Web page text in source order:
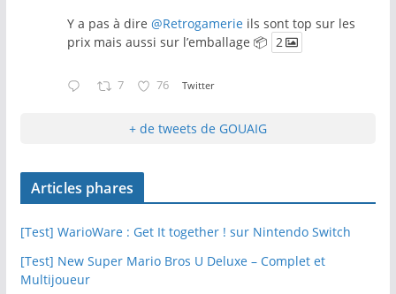
Y a pas à dire @Retrogamerieils sont top sur les
prix mais aussi sur l’emballage 📦 2
7 76 Twitter
+ de tweets de GOUAIG
Articles phares
[Test] WarioWare : Get It together ! sur Nintendo Switch
[Test] New Super Mario Bros U Deluxe – Complet et
Multijoueur